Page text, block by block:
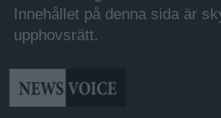
Innehållet på denna sida är
upphovsrätt.